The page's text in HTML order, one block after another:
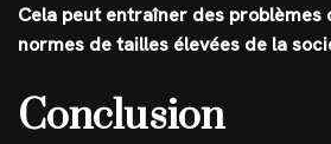
Cela peut entraîner des problèmes
normes de tailles élevées de la
Conclusion